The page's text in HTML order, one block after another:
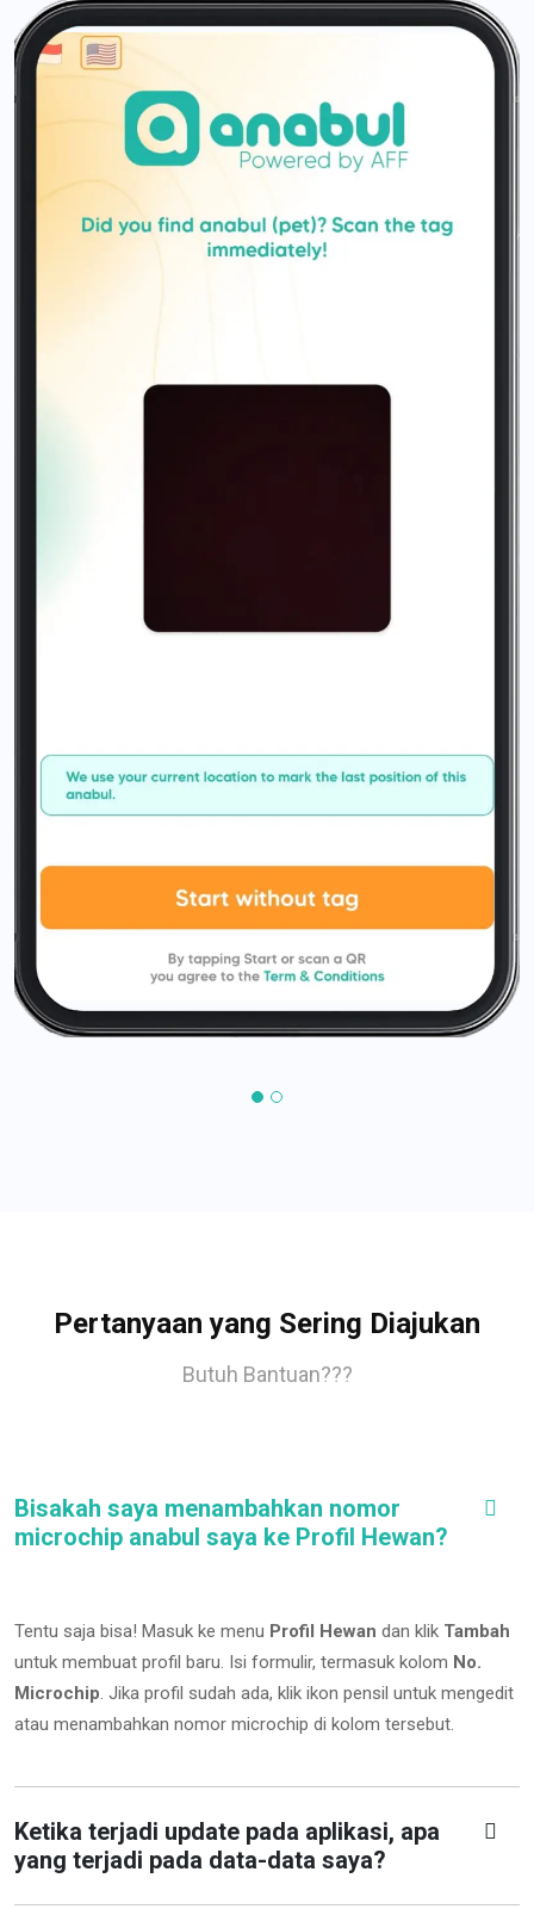
Pertanyaan yang Sering Diajukan
Butuh Bantuan???
Bisakah saya menambahkan nomor
microchip anabul saya ke Profil Hewan?
Tentu saja bisa! Masuk ke menu Profil Hewan dan klik Tambah
untuk membuat profil baru. Isi formulir, termasuk kolom No.
Microchip. Jika profil sudah ada, klik ikon pensil untuk mengedit
atau menambahkan nomor microchip di kolom tersebut.
Ketika terjadi update pada aplikasi, apa
yang terjadi pada data-data saya?